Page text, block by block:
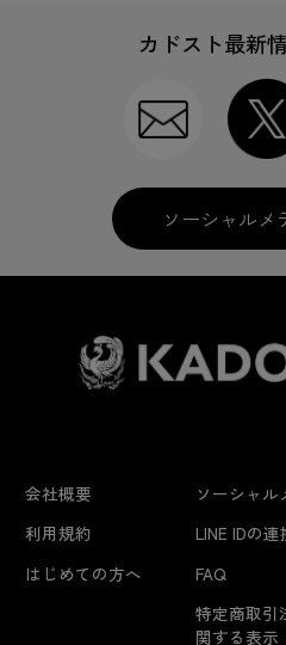
カドスト最新
ソーシャルメ
会社概要
利用規約
はじめての方へ
ソーシャル
LINE IDの
FAQ
特定商取引
関する表示